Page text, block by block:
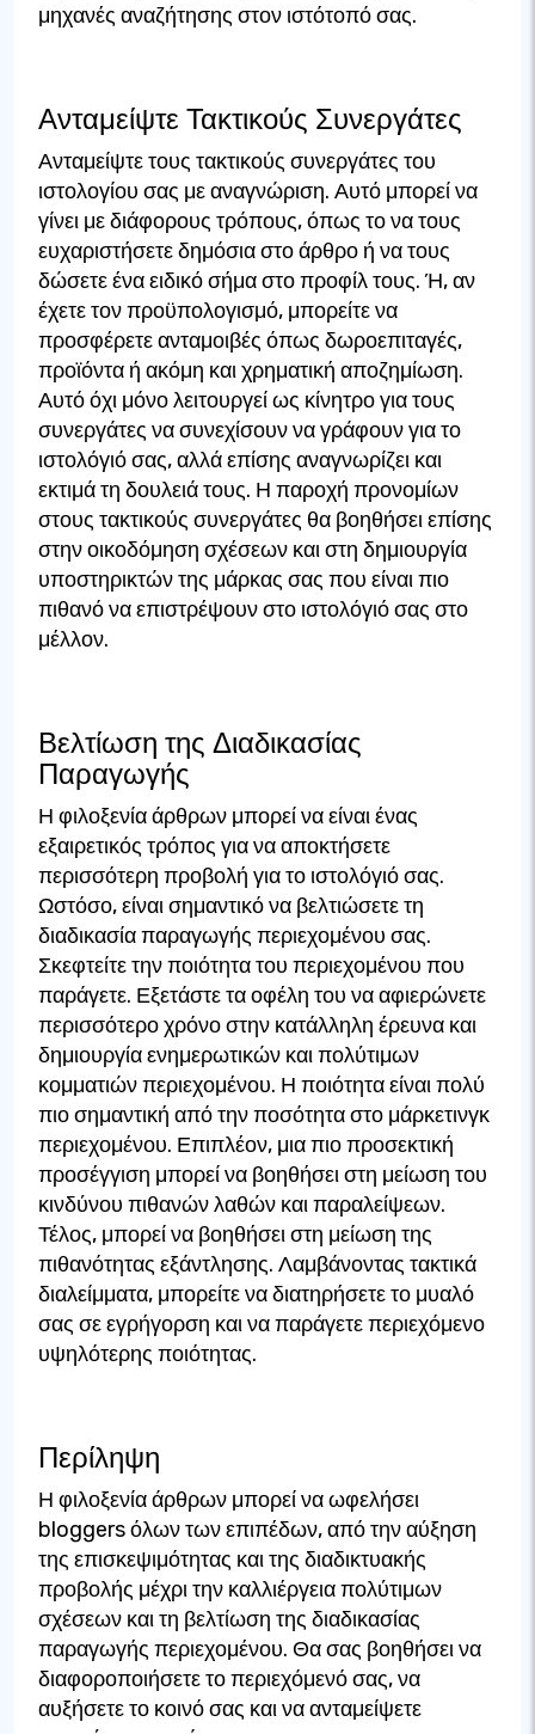
μηχανές αναζήτησης στον ιστότοπό σας.
Ανταμείψτε Τακτικούς Συνεργάτες
Ανταμείψτε τους τακτικούς συνεργάτες του
ιστολογίου σας με αναγνώριση. Αυτό μπορεί να
γίνει με διάφορους τρόπους, όπως το να τους
ευχαριστήσετε δημόσια στο άρθρο ή να τους
δώσετε ένα ειδικό σήμα στο προφίλ τους. Ή, αν
έχετε τον προϋπολογισμό, μπορείτε να
προσφέρετε ανταμοιβές όπως δωροεπιταγές,
προϊόντα ή ακόμη και χρηματική αποζημίωση.
Αυτό όχι μόνο λειτουργεί ως κίνητρο για τους
συνεργάτες να συνεχίσουν να γράφουν για το
ιστολόγιό σας, αλλά επίσης αναγνωρίζει και
εκτιμά τη δουλειά τους. Η παροχή προνομίων
στους τακτικούς συνεργάτες θα βοηθήσει επίσης
στην οικοδόμηση σχέσεων και στη δημιουργία
υποστηρικτών της μάρκας σας που είναι πιο
πιθανό να επιστρέψουν στο ιστολόγιό σας στο
μέλλον.
Βελτίωση της Διαδικασίας
Παραγωγής
Η φιλοξενία άρθρων μπορεί να είναι ένας
εξαιρετικός τρόπος για να αποκτήσετε
περισσότερη προβολή για το ιστολόγιό σας.
Ωστόσο, είναι σημαντικό να βελτιώσετε τη
διαδικασία παραγωγής περιεχομένου σας.
Σκεφτείτε την ποιότητα του περιεχομένου που
παράγετε. Εξετάστε τα οφέλη του να αφιερώνετε
περισσότερο χρόνο στην κατάλληλη έρευνα και
δημιουργία ενημερωτικών και πολύτιμων
κομματιών περιεχομένου. Η ποιότητα είναι πολύ
πιο σημαντική από την ποσότητα στο μάρκετινγκ
περιεχομένου. Επιπλέον, μια πιο προσεκτική
προσέγγιση μπορεί να βοηθήσει στη μείωση του
κινδύνου πιθανών λαθών και παραλείψεων.
Τέλος, μπορεί να βοηθήσει στη μείωση της
πιθανότητας εξάντλησης. Λαμβάνοντας τακτικά
διαλείμματα, μπορείτε να διατηρήσετε το μυαλό
σας σε εγρήγορση και να παράγετε περιεχόμενο
υψηλότερης ποιότητας.
Περίληψη
Η φιλοξενία άρθρων μπορεί να ωφελήσει
bloggers όλων των επιπέδων, από την αύξηση
της επισκεψιμότητας και της διαδικτυακής
προβολής μέχρι την καλλιέργεια πολύτιμων
σχέσεων και τη βελτίωση της διαδικασίας
παραγωγής περιεχομένου. Θα σας βοηθήσει να
διαφοροποιήσετε το περιεχόμενό σας, να
αυξήσετε το κοινό σας και να ανταμείψετε